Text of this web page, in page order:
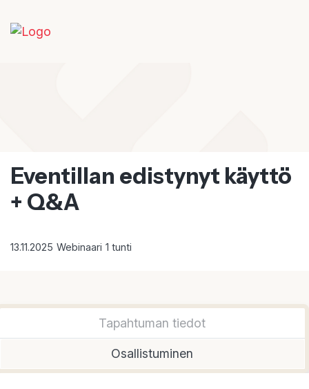
Eventillan edistynyt käyttö
+ Q&A
13.11.2025 Webinaari 1 tunti
Tapahtuman tiedot
Osallistuminen